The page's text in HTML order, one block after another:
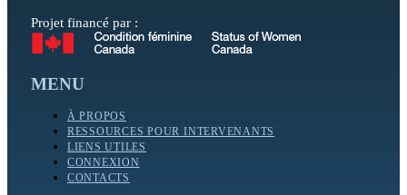
Projet financé par :
MENU
À PROPOS
RESSOURCES POUR INTERVENANTS
LIENS UTILES
CONNEXION
CONTACTS